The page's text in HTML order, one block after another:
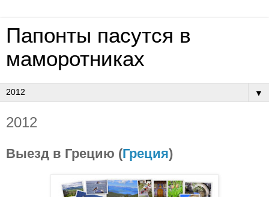
Папонты пасутся в
маморотниках
▼
2012
Выезд в Грецию (Греция)